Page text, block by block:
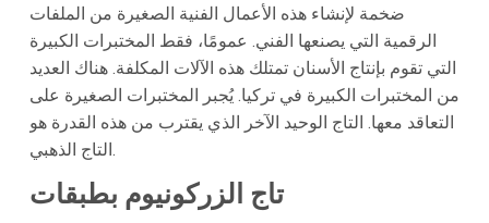
ضخمة لإنشاء هذه الأعمال الفنية الصغيرة من الملفات
الرقمية التي يصنعها الفني. عمومًا، فقط المختبرات الكبيرة
التي تقوم بإنتاج الأسنان تمتلك هذه الآلات المكلفة. هناك العديد
من المختبرات الكبيرة في تركيا. يُجبر المختبرات الصغيرة على
التعاقد معها. التاج الوحيد الآخر الذي يقترب من هذه القدرة هو
التاج الذهبي.
تاج الزركونيوم بطبقات